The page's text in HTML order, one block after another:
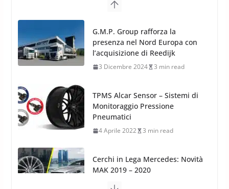
TPMS Alcar Sensor – Sistemi di
Monitoraggio Pressione
Pneumatici
4 Aprile 2022 3 min read
Cerchi in Lega Mercedes: Novità
MAK 2019 – 2020
16 Settembre 2019
MAK FIVESTAR (2019)
24 Luglio 2019 1 min read